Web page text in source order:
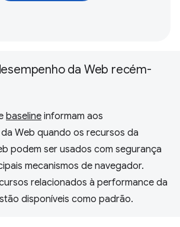
da Web recém-
baseline informam aos
Web quando os recursos da
podem ser usados com segurança
mecanismos de navegador.
relacionados à performance da
disponíveis como padrão.